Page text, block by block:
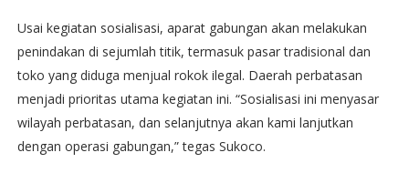
Usai kegiatan sosialisasi, aparat gabungan akan melakukan
penindakan di sejumlah titik, termasuk pasar tradisional dan
toko yang diduga menjual rokok ilegal. Daerah perbatasan
menjadi prioritas utama kegiatan ini. “Sosialisasi ini menyasar
wilayah perbatasan, dan selanjutnya akan kami lanjutkan
dengan operasi gabungan,” tegas Sukoco.